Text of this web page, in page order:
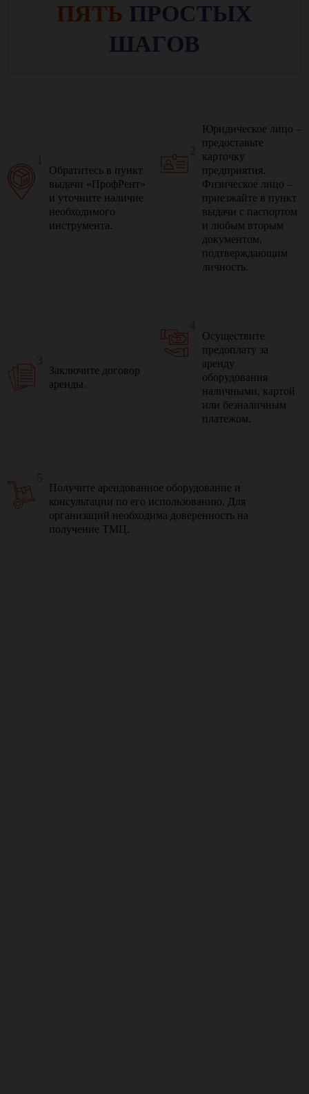
ПЯТЬ ПРОСТЫХ
ШАГОВ
Обратитесь в пункт
выдачи «ПрофРент»
и уточните наличие
необходимого
инструмента.
Юридическое лицо –
предоставьте
карточку
предприятия.
Физическое лицо –
приезжайте в пункт
выдачи с паспортом
и любым вторым
документом,
подтверждающим
личность.
Получите арендованное оборудование и
консультации по его использованию. Для
организаций необходима доверенность на
получение ТМЦ.
Осуществите
предоплату за
аренду
оборудования
наличными, картой
или безналичным
платежом.
Заключите договор
аренды.